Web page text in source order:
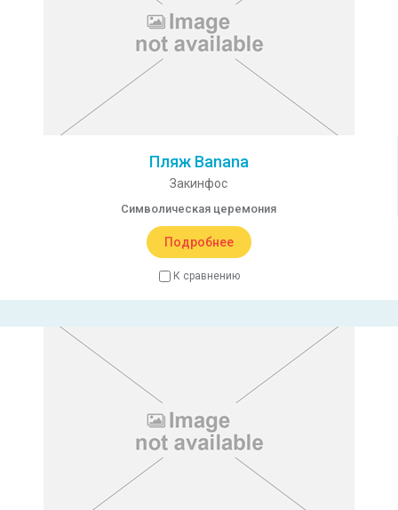
Пляж Banana
Закинфос
Символическая церемония
Подробнее
К сравнению